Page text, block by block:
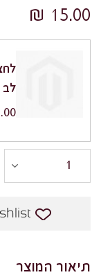
15.00 ₪
לב
₪
תיאור המוצר